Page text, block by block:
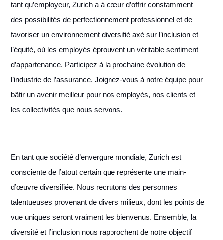
tant qu’employeur, Zurich a à cœur d’offrir constamment
des possibilités de perfectionnement professionnel et de
favoriser un environnement diversifié axé sur l’inclusion et
l’équité, où les employés éprouvent un véritable sentiment
d’appartenance. Participez à la prochaine évolution de
l’industrie de l’assurance. Joignez-vous à notre équipe pour
bâtir un avenir meilleur pour nos employés, nos clients et
les collectivités que nous servons.
En tant que société d’envergure mondiale, Zurich est
consciente de l’atout certain que représente une main-
d’œuvre diversifiée. Nous recrutons des personnes
talentueuses provenant de divers milieux, dont les points de
vue uniques seront vraiment les bienvenus. Ensemble, la
diversité et l’inclusion nous rapprochent de notre objectif